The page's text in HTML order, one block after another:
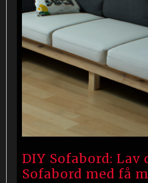
DIY Sofabord: Lav
Sofabord med få